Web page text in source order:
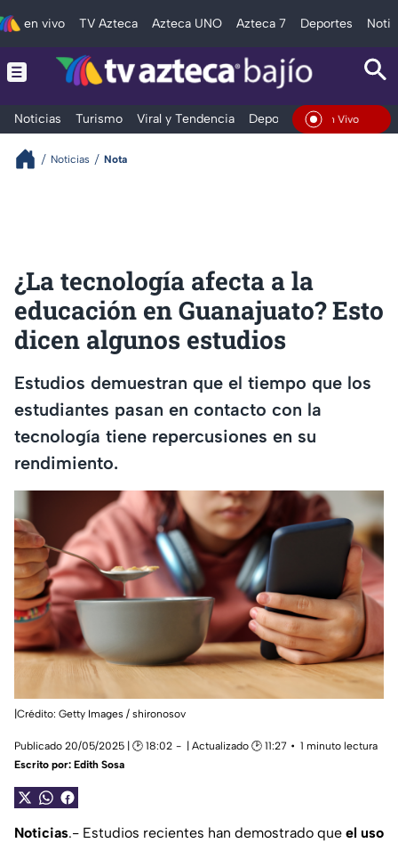
en vivo TV Azteca Azteca UNO Azteca 7 Deportes
Noticias Turismo Viral y Tendencia Deportes Espectáculos
En Vivo
Noticias Nota
¿La tecnología afecta a la
educación en Guanajuato? Esto
dicen algunos estudios
Estudios demuestran que el tiempo que los
estudiantes pasan en contacto con la
tecnología tiene repercusiones en su
rendimiento.
|Crédito: Getty Images / shironosov
Publicado 20/05/2025 | 🕑 18:02 | Actualizado 🕑 11:27
1 minuto lectura
Escrito por: Edith Sosa
Noticias.- Estudios recientes han demostrado que el uso